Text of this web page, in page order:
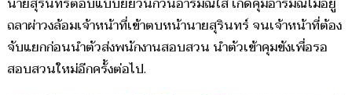
ถลาผ่าวงล้อมเจ้าหน้าที่เข้าตบหน้านายสุรินทร์ จนเจ้าหน้าที่ต้อง
จับแยกก่อนนำตัวส่งพนักงานสอบสวน นำตัวเข้าคุมขังเพื่อรอ
สอบสวนใหม่อีกครั้งต่อไป.